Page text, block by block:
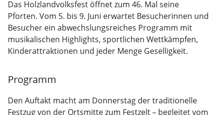
Das Holzlandvolksfest öffnet zum 46. Mal seine
Pforten. Vom 5. bis 9. Juni erwartet Besucherinnen und
Besucher ein abwechslungsreiches Programm mit
musikalischen Highlights, sportlichen Wettkämpfen,
Kinderattraktionen und jeder Menge Geselligkeit.
Programm
Den Auftakt macht am Donnerstag der traditionelle
Festzug von der Ortsmitte zum Festzelt – begleitet vom